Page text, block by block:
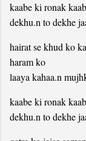
kaabe ki ronak
dekhu.n to dekhe
hairat se khud ko
haram ko
laaya kahaa.n
kaabe ki ronak
dekhu.n to dekhe